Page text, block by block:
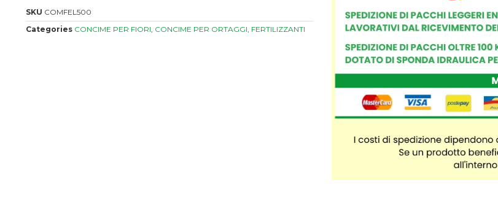
SKU COMFEL500
Categories CONCIME PER FIORI, CONCIME PER ORTAGGI, FERTILIZZANTI